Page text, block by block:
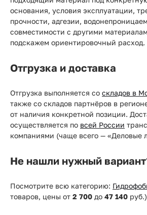
основания, условия эксплуатации,
прочности, адгезии,
совместимости с другими
подскажем ориентировочный расход.
Отгрузка и доставка
Отгрузка выполняется со складов в
также со складов партнёров в
от наличия конкретной позиции.
осуществляется по всей России
компаниями (чаще всего — «Деловые
Не нашли нужный
Посмотрите всю категорию:
товаров, цены от 2 700 до 47 140